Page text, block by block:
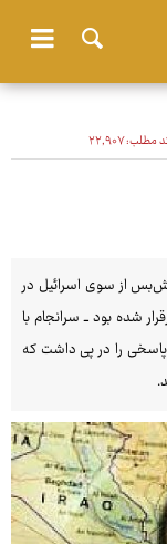
مطلب:۲۲٬۹۰۷
از سوی اسرائیل در
شده بود ــ سرانجام با
پاسخی را در پی داشت که